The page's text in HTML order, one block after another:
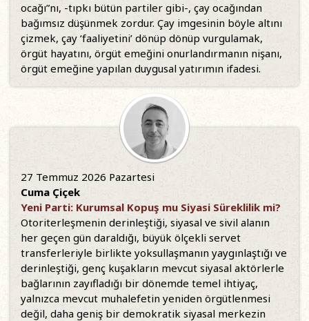
ocağı”nı, -tıpkı bütün partiler gibi-, çay ocağından
bağımsız düşünmek zordur. Çay imgesinin böyle altını
çizmek, çay ‘faaliyetini’ dönüp dönüp vurgulamak,
örgüt hayatını, örgüt emeğini onurlandırmanın nişanı,
örgüt emeğine yapılan duygusal yatırımın ifadesi.
27 Temmuz 2026 Pazartesi
Cuma Çiçek
Yeni Parti: Kurumsal Kopuş mu Siyasi Süreklilik mi?
Otoriterleşmenin derinleştiği, siyasal ve sivil alanın
her geçen gün daraldığı, büyük ölçekli servet
transferleriyle birlikte yoksullaşmanın yaygınlaştığı ve
derinleştiği, genç kuşakların mevcut siyasal aktörlerle
bağlarının zayıfladığı bir dönemde temel ihtiyaç,
yalnızca mevcut muhalefetin yeniden örgütlenmesi
değil, daha geniş bir demokratik siyasal merkezin